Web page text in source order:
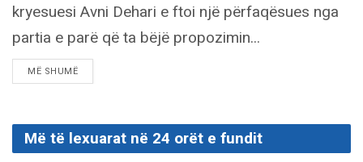
kryesuesi Avni Dehari e ftoi një përfaqësues nga
partia e parë që ta bëjë propozimin...
MË SHUMËDETAILS
Më të lexuarat në 24 orët e fundit